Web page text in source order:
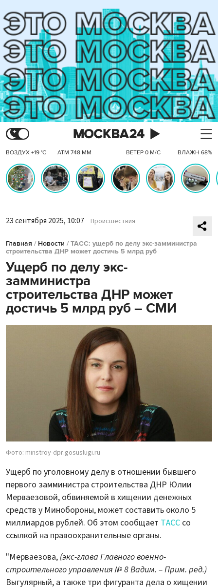
ВОЗДУХ +19 °C АТМ 748 ММ ВЕТЕР 0 М/С ВЛАЖН 68%
23 сентября 2025, 10:07 Происшествия
Главная / Новости /ТАСС: ущерб по делу экс-замминистра
строительства ДНР может достичь 5 млрд руб
Ущерб по делу экс-
замминистра
строительства ДНР может
достичь 5 млрд руб – СМИ
Фото: minstroy-dpr.gosuslugi.ru
Ущерб по уголовному делу в отношении бывшего
первого замминистра строительства ДНР Юлии
Мерваезовой, обвиняемой в хищении денежных
средств у Минобороны, может составить около 5
миллиардов рублей. Об этом сообщает ТАСС со
ссылкой на правоохранительные органы.
"Мерваезова, (экс-глава Главного военно-
строительного управления № 8 Вадим. – Прим. ред.)
Выгулярный, а также три фигуранта дела о хищении